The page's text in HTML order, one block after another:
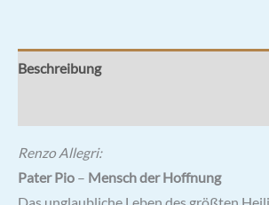
Beschreibung
Renzo Allegri:
Pater Pio – Mensch der Hoffnung